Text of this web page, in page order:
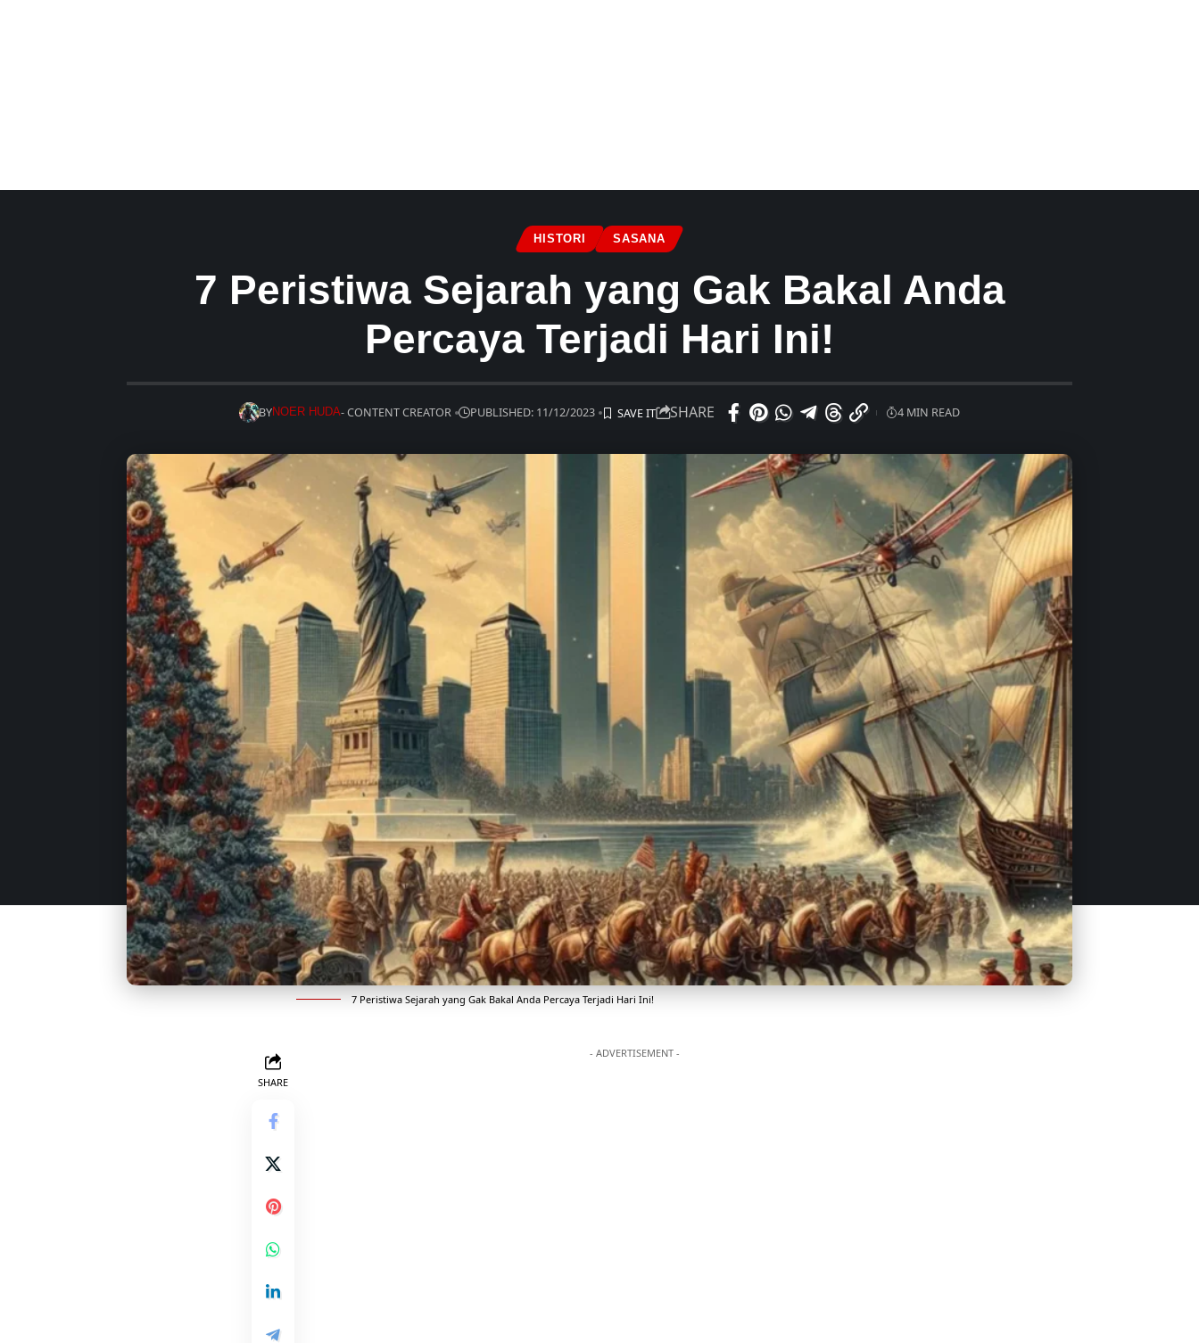
HISTORI SASANA
7 Peristiwa Sejarah yang Gak Bakal Anda
Percaya Terjadi Hari Ini!
BYNOER HUDA- CONTENT CREATOR PUBLISHED: 11/12/2023 SHARE 4 MIN READ
7 Peristiwa Sejarah yang Gak Bakal Anda Percaya Terjadi Hari Ini!
SHARE
- ADVERTISEMENT -